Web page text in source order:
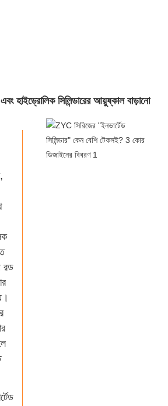
হাইড্রোলিক সিলিন্ডারের আয়ুষ্কাল বাড়ানো
রড